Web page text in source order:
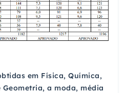
em Física, Química,
a moda, média